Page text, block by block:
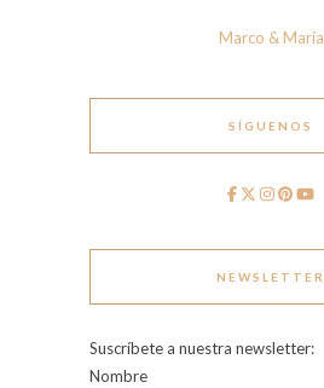
Marco & María
SÍGUENOS
NEWSLETTER
Suscríbete a nuestra newsletter:
Nombre